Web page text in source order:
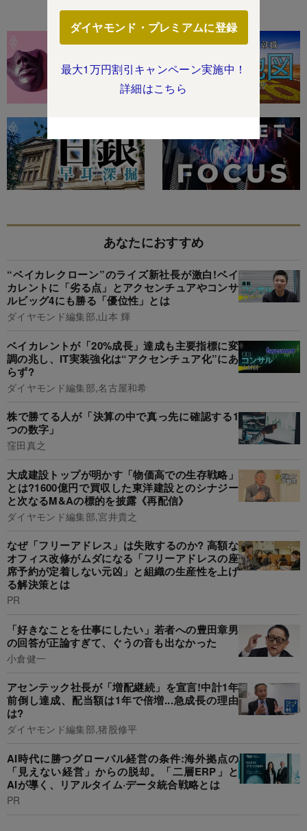
ダイヤモンド・プレミアムに登録
最大1万円割引キャンペーン実施中！
詳細はこちら
特集
あなたにおすすめ
“ベイカレクローン”のライズ新社長が激白!ベイ
カレントに「劣る点」とアクセンチュアやコンサ
ルビッグ4にも勝る「優位性」とは
ダイヤモンド編集部,山本 輝
ベイカレントが「20%成長」達成も主要指標に変
調の兆し、IT実装強化は“アクセンチュア化”にあ
らず?
ダイヤモンド編集部,名古屋和希
株で勝てる人が「決算の中で真っ先に確認する1
つの数字」
窪田真之
大成建設トップが明かす「物価高での生存戦略」
とは?1600億円で買収した東洋建設とのシナジー
と次なるM&Aの標的を披露《再配信》
ダイヤモンド編集部,宮井貴之
なぜ「フリーアドレス」は失敗するのか? 高額な
オフィス改修がムダになる「フリーアドレスの座
席予約が定着しない元凶」と組織の生産性を上げ
る解決策とは
PR
「好きなことを仕事にしたい」若者への豊田章男
の回答が正論すぎて、ぐうの音も出なかった
小倉健一
アセンテック社長が「増配継続」を宣言!中計1年
前倒し達成、配当額は1年で倍増...急成長の理由
は?
ダイヤモンド編集部,猪股修平
AI時代に勝つグローバル経営の条件:海外拠点の
「見えない経営」からの脱却。「二層ERP」と
AIが導く、リアルタイム·データ統合戦略とは
PR